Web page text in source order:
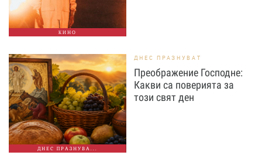
КИНО
ДНЕС ПРАЗНУВА...
ДНЕС ПРАЗНУВАТ
Преображение Господне:
Какви са поверията за
този свят ден